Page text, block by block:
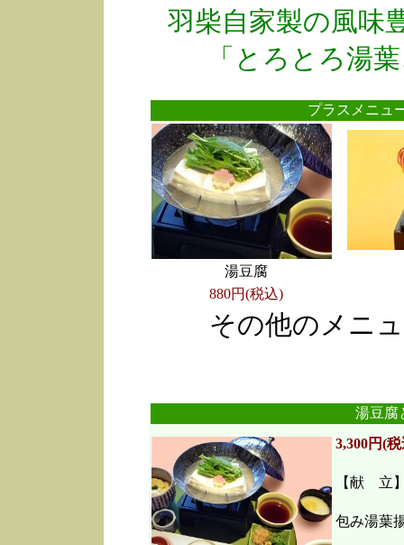
羽柴自家製の風味
「とろとろ湯
プラスメニ
湯豆腐
880円(税込)
その他のメニ
湯豆腐
3,300円(
【献 立
包み湯葉